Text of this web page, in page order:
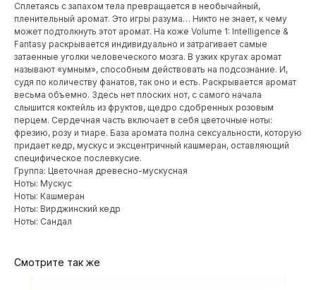
Сплетаясь с запахом тела превращается в необычайный,
пленительный аромат. Это игры разума… Никто не знает, к чему
может подтолкнуть этот аромат. На коже Volume 1: Intelligence &
Fantasy раскрывается индивидуально и затрагивает самые
затаенные уголки человеческого мозга. В узких кругах аромат
называют «умным», способным действовать на подсознание. И,
судя по количеству фанатов, так оно и есть. Раскрывается аромат
весьма объемно. Здесь нет плоских нот, с самого начала
слышится коктейль из фруктов, щедро сдобренных розовым
перцем. Сердечная часть включает в себя цветочные ноты:
фрезию, розу и тиаре. База аромата полна сексуальности, которую
придает кедр, мускус и эксцентричный кашмеран, оставляющий
специфическое послевкусие.
Группа: Цветочная древесно-мускусная
Ноты: Мускус
Ноты: Кашмеран
Ноты: Вирджинский кедр
Ноты: Сандал
Смотрите так же